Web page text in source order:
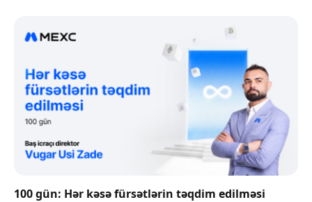
100 gün: Hər kəsə fürsətlərin təqdim edilməsi